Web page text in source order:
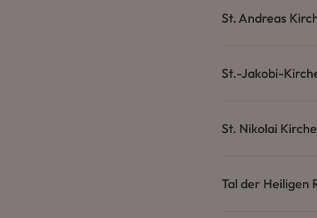
St. Andreas
St.-Jakobi-
St. Nikolai Kirche
Tal der Heiligen